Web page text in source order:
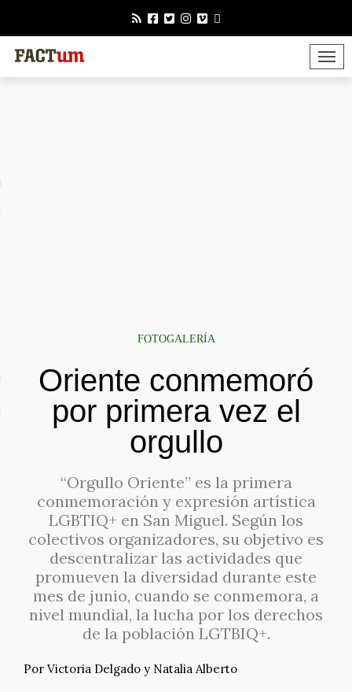
y privacidad
FOTOGALERÍA
Oriente conmemoró
por primera vez el
orgullo
“Orgullo Oriente” es la primera
conmemoración y expresión artística
LGBTIQ+ en San Miguel. Según los
colectivos organizadores, su objetivo es
descentralizar las actividades que
promueven la diversidad durante este
mes de junio, cuando se conmemora, a
nivel mundial, la lucha por los derechos
de la población LGTBIQ+.
Por Victoria Delgado y Natalia Alberto